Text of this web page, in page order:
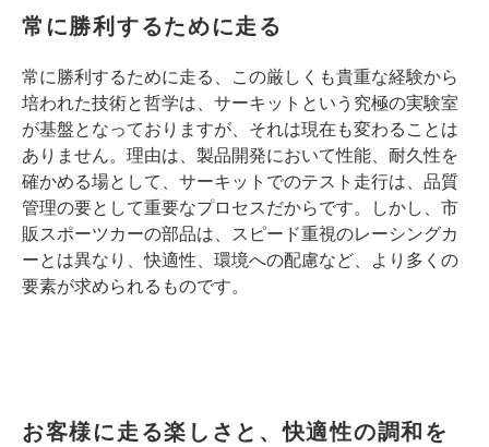
常に勝利するために走る
常に勝利するために走る、この厳しくも貴重な経験から
培われた技術と哲学は、サーキットという究極の実験室
が基盤となっておりますが、それは現在も変わることは
ありません。理由は、製品開発において性能、耐久性を
確かめる場として、サーキットでのテスト走行は、品質
管理の要として重要なプロセスだからです。しかし、市
販スポーツカーの部品は、スピード重視のレーシングカ
ーとは異なり、快適性、環境への配慮など、より多くの
要素が求められるものです。
お客様に走る楽しさと、快適性の調和を